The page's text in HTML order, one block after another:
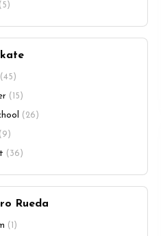
5
45
15
26
9
36
Rueda